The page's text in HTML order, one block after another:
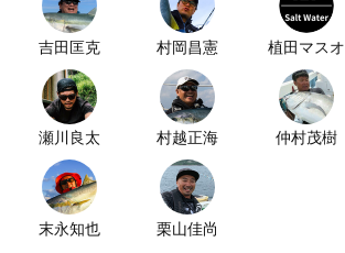
吉田匡克 村岡昌憲 植田マスオ
瀬川良太 村越正海 仲村茂樹
末永知也 栗山佳尚